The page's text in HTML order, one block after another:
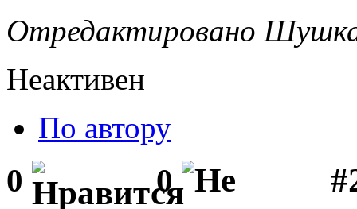
Отредактировано
Неактивен
По автору
0 0